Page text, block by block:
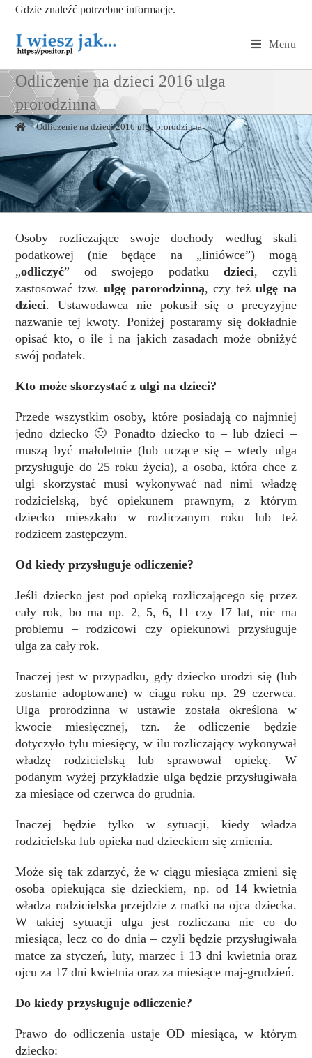
Gdzie znaleźć potrzebne informacje.
Menu
Odliczenie na dzieci 2016 ulga
prorodzinna
| Odliczenie na dzieci 2016 ulga prorodzinna
Osoby rozliczające swoje dochody według skali
podatkowej (nie będące na „liniówce”) mogą
„odliczyć” od swojego podatku dzieci, czyli
zastosować tzw.ulgę parorodzinną, czy teżulgę na
dzieci. Ustawodawca nie pokusił się o precyzyjne
nazwanie tej kwoty. Poniżej postaramy się dokładnie
opisać kto, o ile i na jakich zasadach może obniżyć
swój podatek.
Kto może skorzystać z ulgi na dzieci?
Przede wszystkim osoby, które posiadają co najmniej
jedno dziecko 🙂 Ponadto dziecko to – lub dzieci –
muszą być małoletnie (lub uczące się – wtedy ulga
przysługuje do 25 roku życia), a osoba, która chce z
ulgi skorzystać musi wykonywać nad nimi władzę
rodzicielską, być opiekunem prawnym, z którym
dziecko mieszkało w rozliczanym roku lub też
rodzicem zastępczym.
Od kiedy przysługuje odliczenie?
Jeśli dziecko jest pod opieką rozliczającego się przez
cały rok, bo ma np. 2, 5, 6, 11 czy 17 lat, nie ma
problemu – rodzicowi czy opiekunowi przysługuje
ulga za cały rok.
Inaczej jest w przypadku, gdy dziecko urodzi się (lub
zostanie adoptowane) w ciągu roku np. 29 czerwca.
Ulga prorodzinna w ustawie została określona w
kwocie miesięcznej, tzn. że odliczenie będzie
dotyczyło tylu miesięcy, w ilu rozliczający wykonywał
władzę rodzicielską lub sprawował opiekę. W
podanym wyżej przykładzie ulga będzie przysługiwała
za miesiące od czerwca do grudnia.
Inaczej będzie tylko w sytuacji, kiedy władza
rodzicielska lub opieka nad dzieckiem się zmienia.
Może się tak zdarzyć, że w ciągu miesiąca zmieni się
osoba opiekująca się dzieckiem, np. od 14 kwietnia
władza rodzicielska przejdzie z matki na ojca dziecka.
W takiej sytuacji ulga jest rozliczana nie co do
miesiąca, lecz co do dnia – czyli będzie przysługiwała
matce za styczeń, luty, marzec i 13 dni kwietnia oraz
ojcu za 17 dni kwietnia oraz za miesiące maj-grudzień.
Do kiedy przysługuje odliczenie?
Prawo do odliczenia ustaje OD miesiąca, w którym
dziecko: